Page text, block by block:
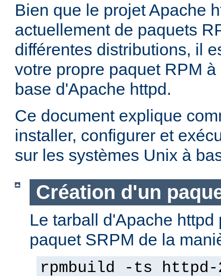
Bien que le projet Apache
actuellement de paquets
différentes distributions, il
votre propre paquet RPM
base d'Apache httpd.
Ce document explique
installer, configurer et
sur les systèmes Unix à
Création d'un
Le tarball d'Apache
paquet SRPM de la
rpmbuild -ts